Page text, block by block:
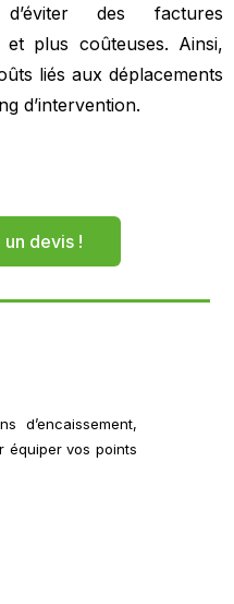
d’éviter des factures
et plus coûteuses. Ainsi,
liés aux déplacements
d’intervention.
devis !
d’encaissement,
équiper vos points